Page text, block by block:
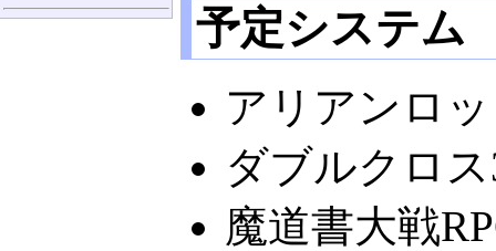
予定システム
アリアンロ
ダブルクロ
魔道書大戦